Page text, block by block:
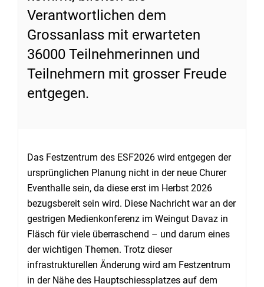
Verantwortlichen dem
Grossanlass mit erwarteten
36000 Teilnehmerinnen und
Teilnehmern mit grosser Freude
entgegen.
Das Festzentrum des ESF2026 wird entgegen der
ursprünglichen Planung nicht in der neue Churer
Eventhalle sein, da diese erst im Herbst 2026
bezugsbereit sein wird. Diese Nachricht war an der
gestrigen Medienkonferenz im Weingut Davaz in
Fläsch für viele überraschend – und darum eines
der wichtigen Themen. Trotz dieser
infrastrukturellen Änderung wird am Festzentrum
in der Nähe des Hauptschiessplatzes auf dem